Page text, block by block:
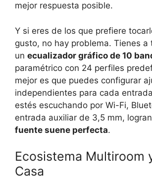
mejor respuesta posible.
Y si eres de los que prefiere
gusto, no hay problema. Tienes a
un ecualizador gráfico de 10
paramétrico con 24 perfiles
mejor es que puedes configurar
independientes para cada
estés escuchando por Wi-Fi,
entrada auxiliar de 3,5 mm,
fuente suene perfecta.
Ecosistema Multiroom
Casa